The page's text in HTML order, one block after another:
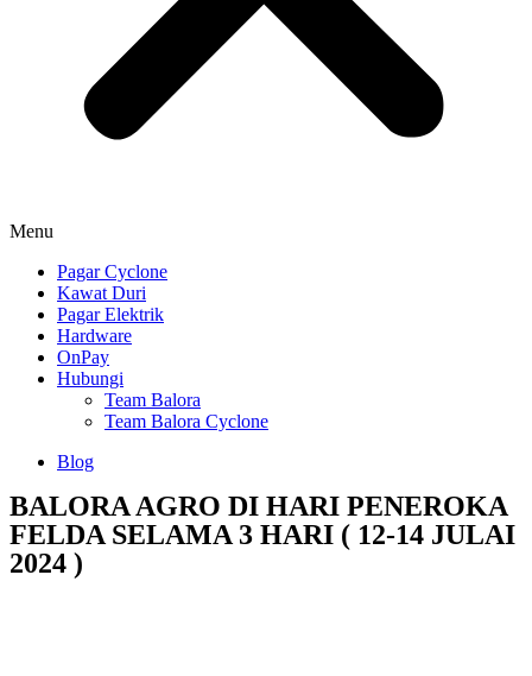
Menu
Pagar Cyclone
Kawat Duri
Pagar Elektrik
Hardware
OnPay
Hubungi
Team Balora
Team Balora Cyclone
Blog
BALORA AGRO DI HARI PENEROKA
FELDA SELAMA 3 HARI ( 12-14 JULAI
2024 )